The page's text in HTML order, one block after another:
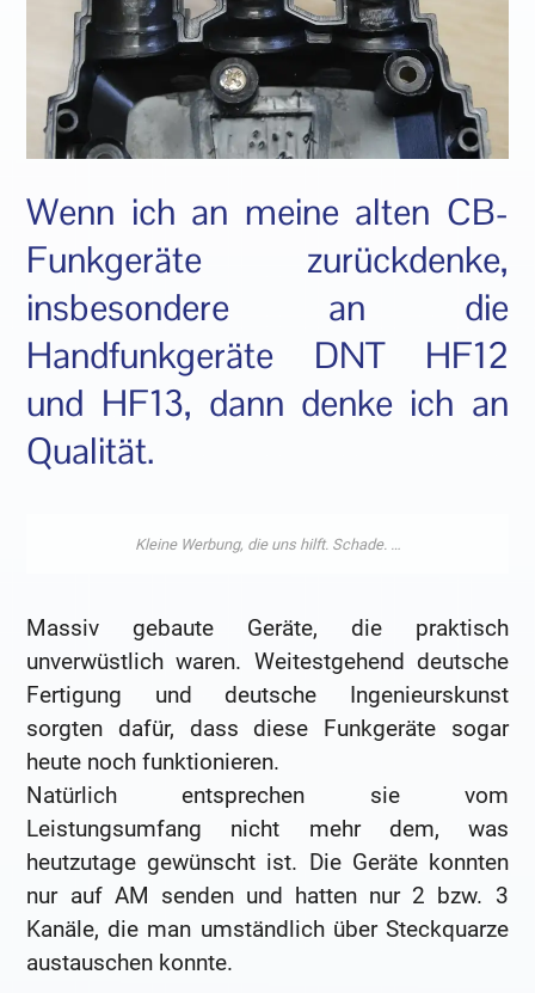
Wenn ich an meine alten CB-
Funkgeräte zurückdenke,
insbesondere an die
Handfunkgeräte DNT HF12
und HF13, dann denke ich an
Qualität.
Massiv gebaute Geräte, die praktisch
unverwüstlich waren. Weitestgehend deutsche
Fertigung und deutsche Ingenieurskunst
sorgten dafür, dass diese Funkgeräte sogar
heute noch funktionieren.
Natürlich entsprechen sie vom
Leistungsumfang nicht mehr dem, was
heutzutage gewünscht ist. Die Geräte konnten
nur auf AM senden und hatten nur 2 bzw. 3
Kanäle, die man umständlich über Steckquarze
austauschen konnte.